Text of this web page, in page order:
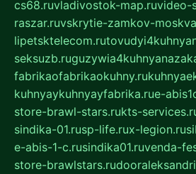
cs68.ruvladivostok-map.ruvideo-
raszar.ruvskrytie-zamkov-
lipetsktelecom.ru
seksuzb.ru
fabrikaofabrikaokuhny.ru
kuhnyaykuhnyayfabrika.rue-
store-brawl-stars.rukts-
sindika-01.rusp-life.rux-legion.ru
e-abis-1-c.rusindika01.ruvenda-
store-brawlstars.ru